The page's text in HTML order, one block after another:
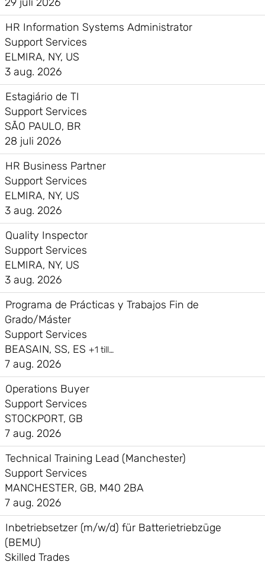
HR Information Systems Administrator
Support Services
ELMIRA, NY, US
3 aug. 2026
Estagiário de TI
Support Services
SÃO PAULO, BR
28 juli 2026
HR Business Partner
Support Services
ELMIRA, NY, US
3 aug. 2026
Quality Inspector
Support Services
ELMIRA, NY, US
3 aug. 2026
Programa de Prácticas y Trabajos Fin de
Grado/Máster
Support Services
BEASAIN, SS, ES +1 till…
7 aug. 2026
Operations Buyer
Support Services
STOCKPORT, GB
7 aug. 2026
Technical Training Lead (Manchester)
Support Services
MANCHESTER, GB, M40 2BA
7 aug. 2026
Inbetriebsetzer (m/w/d) für Batterietriebzüge
(BEMU)
Skilled Trades